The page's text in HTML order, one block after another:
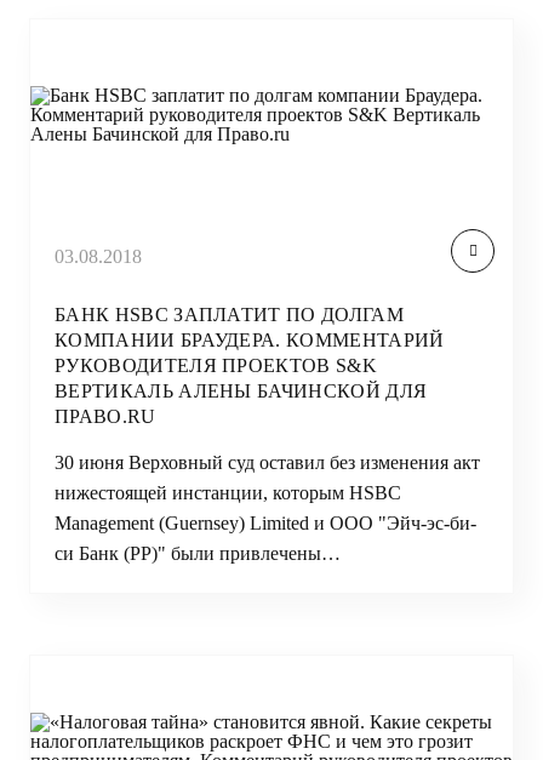
03.08.2018
БАНК HSBC ЗАПЛАТИТ ПО ДОЛГАМ
КОМПАНИИ БРАУДЕРА. КОММЕНТАРИЙ
РУКОВОДИТЕЛЯ ПРОЕКТОВ S&K
ВЕРТИКАЛЬ АЛЕНЫ БАЧИНСКОЙ ДЛЯ
ПРАВО.RU
30 июня Верховный суд оставил без изменения акт
нижестоящей инстанции, которым HSBC
Management (Guernsey) Limited и ООО "Эйч-эс-би-
си Банк (РР)" были привлечены…